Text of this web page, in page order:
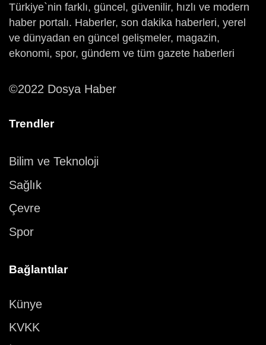
Türkiye`nin farklı, güncel, güvenilir, hızlı ve modern
haber portalı. Haberler, son dakika haberleri, yerel
ve dünyadan en güncel gelişmeler, magazin,
ekonomi, spor, gündem ve tüm gazete haberleri
©2022 Dosya Haber
Trendler
Bilim ve Teknoloji
Sağlık
Çevre
Spor
Bağlantılar
Künye
KVKK